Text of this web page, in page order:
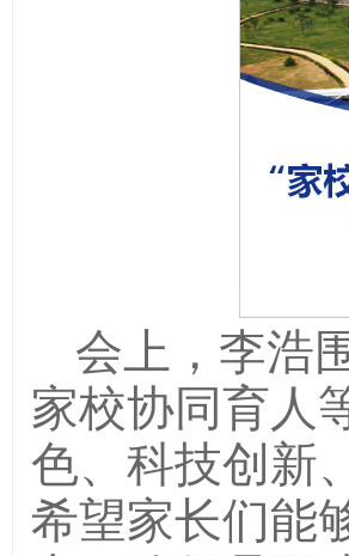
会上，李浩
家校协同育人
色、科技创新
希望家长们能